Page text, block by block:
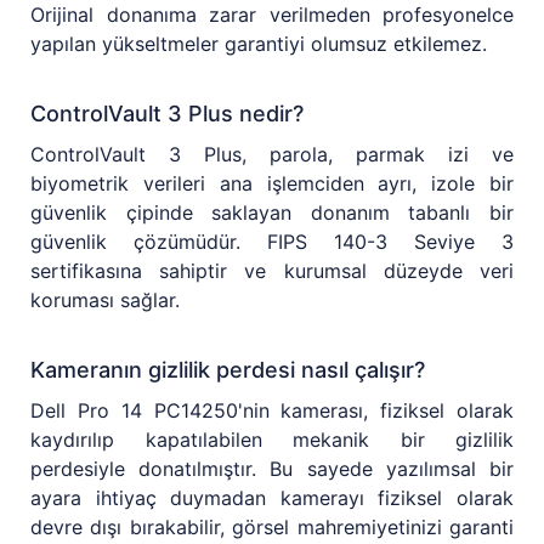
Orijinal donanıma zarar verilmeden profesyonelce
yapılan yükseltmeler garantiyi olumsuz etkilemez.
ControlVault 3 Plus nedir?
ControlVault 3 Plus, parola, parmak izi ve
biyometrik verileri ana işlemciden ayrı, izole bir
güvenlik çipinde saklayan donanım tabanlı bir
güvenlik çözümüdür. FIPS 140-3 Seviye 3
sertifikasına sahiptir ve kurumsal düzeyde veri
koruması sağlar.
Kameranın gizlilik perdesi nasıl çalışır?
Dell Pro 14 PC14250'nin kamerası, fiziksel olarak
kaydırılıp kapatılabilen mekanik bir gizlilik
perdesiyle donatılmıştır. Bu sayede yazılımsal bir
ayara ihtiyaç duymadan kamerayı fiziksel olarak
devre dışı bırakabilir, görsel mahremiyetinizi garanti